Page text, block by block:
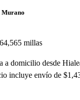
Murano
64,565 millas
a domicilio desde
incluye envío de